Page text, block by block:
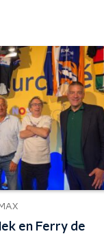
MAX
en Ferry de